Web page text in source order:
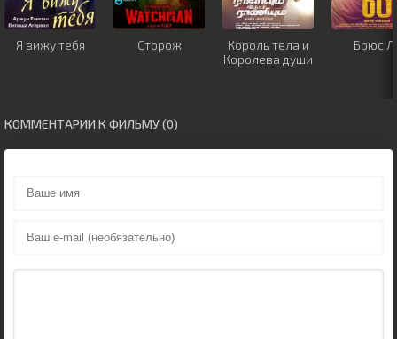
Я вижу тебя Сторож
Король тела и
Королева души
Брюс
КОММЕНТАРИИ К ФИЛЬМУ (0)